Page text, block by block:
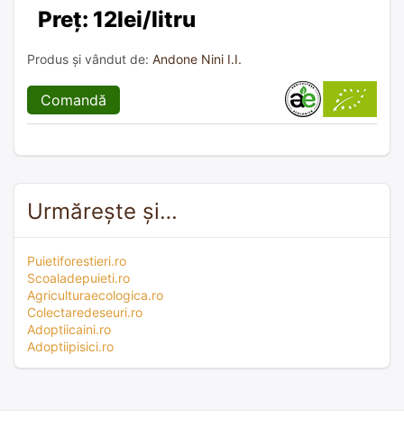
Preț: 12lei/litru
Produs și vândut de: Andone Nini I.I.
Comandă
Urmărește și…
Puietiforestieri.ro
Scoaladepuieti.ro
Agriculturaecologica.ro
Colectaredeseuri.ro
Adoptiicaini.ro
Adoptiipisici.ro